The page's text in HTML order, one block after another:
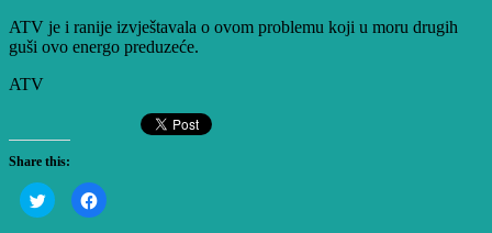
ATV je i ranije izvještavala o ovom problemu koji u moru drugih
guši ovo energo preduzeće.
ATV
Share this:
Click
to
share
Click
to